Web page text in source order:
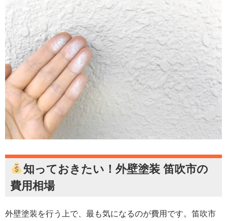
知っておきたい！ 外壁塗装 笛吹市の
費用相場
外壁塗装を行う上で、最も気になるのが費用です。笛吹市